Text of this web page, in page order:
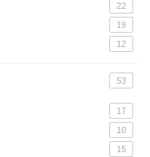
22
19
12
53
17
10
15